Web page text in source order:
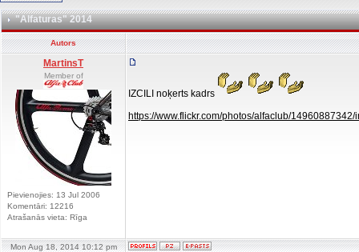
"Alfaturas" 2014
Autors
MartinsT
Member of
Pievienojies: 13 Jul 2006
Komentāri: 12216
Atrašanās vieta: Rīga
IZCILI noķerts kadrs
https://www.flickr.com/photos/alfaclub/
Mon Aug 18, 2014 10:12 pm